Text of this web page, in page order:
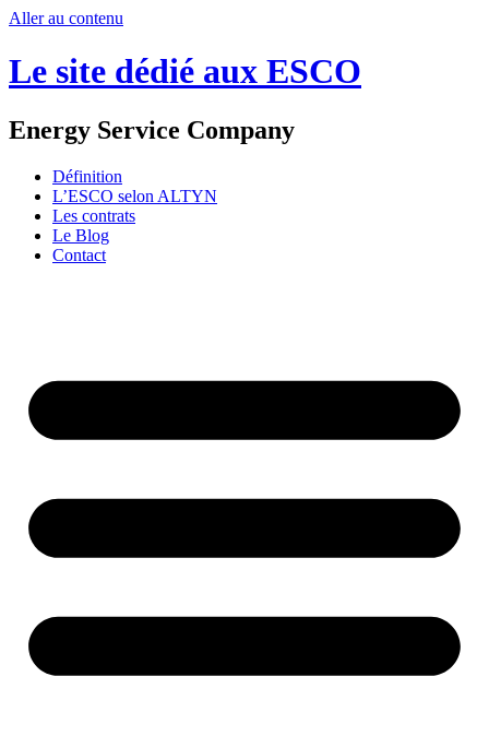
Aller au contenu
Le site dédié aux ESCO
Energy Service Company
Définition
L’ESCO selon ALTYN
Les contrats
Le Blog
Contact